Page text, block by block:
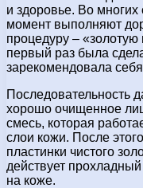
и здоровье. Во
момент выполняют
процедуру – «золотую
первый раз была
зарекомендовала
Последовательность
хорошо очищенное
смесь, которая
слои кожи. После
пластинки чистого
действует
на коже.